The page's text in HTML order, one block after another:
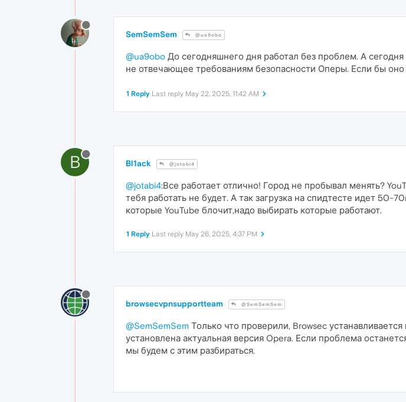
SemSemSem @ua9obo
@ua9obo До сегодняшнего дня работал без проблем. А
не отвечающее требованиям безопасности Оперы. Если бы
1 Reply Last reply May 22, 2025, 11:42 AM
B Bl1ack @jotabi4
@jotabi4:Все работает отлично! Город не пробывал менять?
тебя работать не будет. А так загрузка на спидтесте идет
которые YouTube блочит,надо выбирать которые работают.
1 Reply Last reply May 26, 2025, 4:37 PM
browsecvpnsupportteam @SemSemSem
@SemSemSem Только что проверили, Browsec
установлена актуальная версия Opera. Если проблема
мы будем с этим разбираться.